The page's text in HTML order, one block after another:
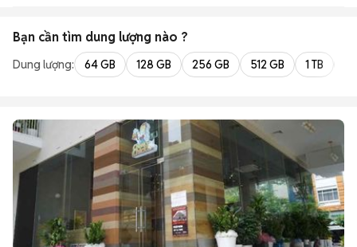
Bạn cần tìm dung lượng nào ?
Dung lượng: 64 GB 128 GB 256 GB 512 GB 1 TB